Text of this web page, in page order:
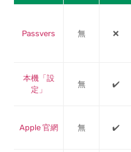
Passvers 無 ❌
本機「設
定」
無 ✔️
Apple 官網 無 ✔️